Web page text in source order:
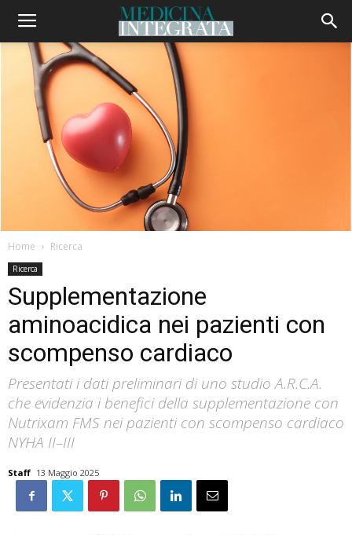
Home Ricerca
Ricerca
Supplementazione
aminoacidica nei pazienti con
scompenso cardiaco
Presentati i dati preliminari di uno studio A.R.C.A.
che evidenzia i benefici della supplementazione con
Nutrixam FMS nei pazienti con scompenso cardiaco
NYHA II–III
Staff 13 Maggio 2025